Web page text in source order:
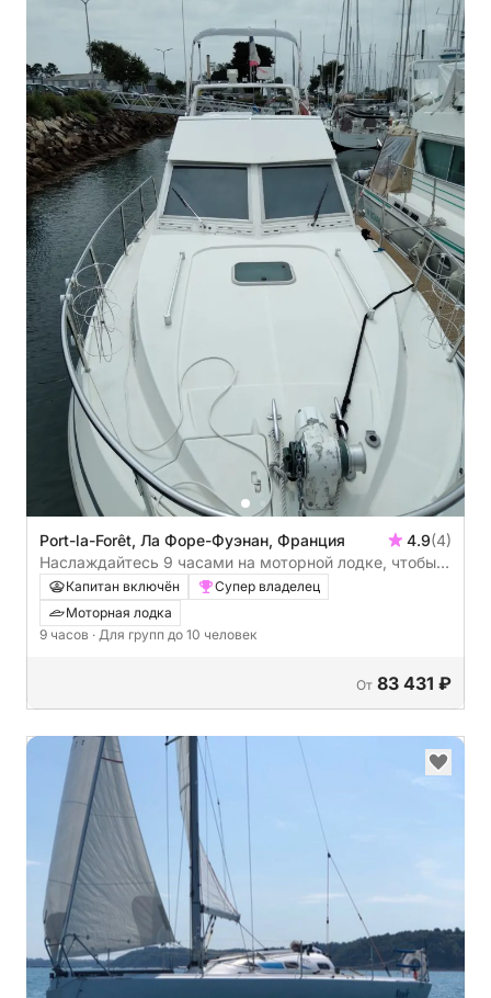
Port-la-Forêt, Ла Форе-Фуэнан, Франция 4.9(4)
Наслаждайтесь 9 часами на моторной лодке, чтобы
исследовать Ла Форе-Фуэнан.
Капитан включён
Супер владелец
Моторная лодка
9 часов · Для групп до 10 человек
От 83 431 ₽